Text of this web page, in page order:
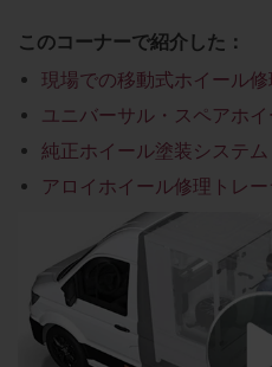
このコーナーで紹介した：
現場での移動式ホイール修
ユニバーサル・スペアホイ
純正ホイール塗装システム
アロイホイール修理トレー